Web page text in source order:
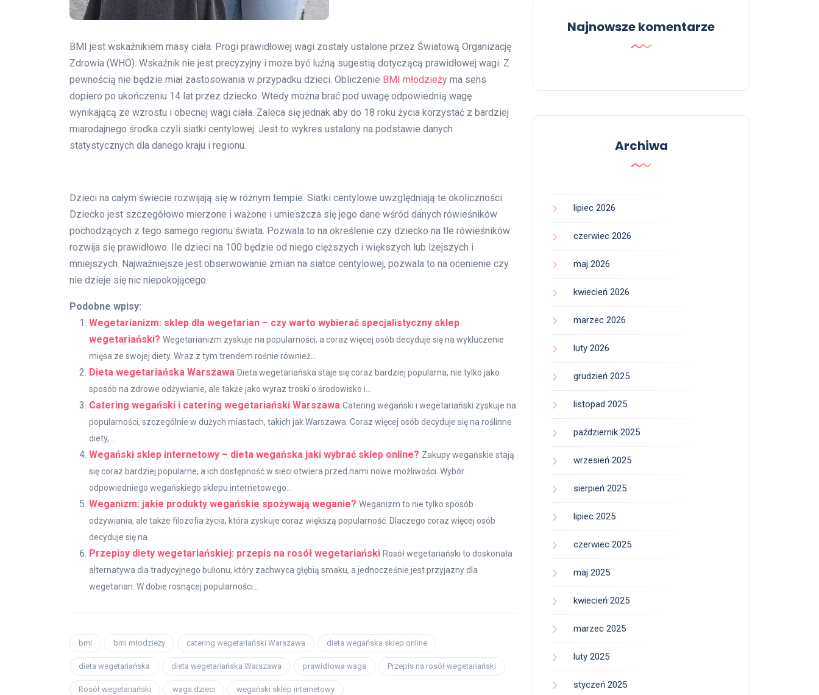
BMI jest wskaźnikiem masy ciała. Progi prawidłowej wagi zostały ustalone przez Światową Organizację
Zdrowia (WHO). Wskaźnik nie jest precyzyjny i może być luźną sugestią dotyczącą prawidłowej wagi. Z
pewnością nie będzie miał zastosowania w przypadku dzieci. Obliczenie BMI młodzieży ma sens
dopiero po ukończeniu 14 lat przez dziecko. Wtedy można brać pod uwagę odpowiednią wagę
wynikającą ze wzrostu i obecnej wagi ciała. Zaleca się jednak aby do 18 roku życia korzystać z bardziej
miarodajnego środka czyli siatki centylowej. Jest to wykres ustalony na podstawie danych
statystycznych dla danego kraju i regionu.
Dzieci na całym świecie rozwijają się w różnym tempie. Siatki centylowe uwzględniają te okoliczności.
Dziecko jest szczegółowo mierzone i ważone i umieszcza się jego dane wśród danych rówieśników
pochodzących z tego samego regionu świata. Pozwala to na określenie czy dziecko na tle rówieśników
rozwija się prawidłowo. Ile dzieci na 100 będzie od niego cięższych i większych lub lżejszych i
mniejszych. Najważniejsze jest obserwowanie zmian na siatce centylowej, pozwala to na ocenienie czy
nie dzieje się nic niepokojącego.
Podobne wpisy:
Wegetarianizm: sklep dla wegetarian – czy warto wybierać specjalistyczny sklep
wegetariański? Wegetarianizm zyskuje na popularności, a coraz więcej osób decyduje się na wykluczenie
mięsa ze swojej diety. Wraz z tym trendem rośnie również...
Dieta wegetariańska Warszawa Dieta wegetariańska staje się coraz bardziej popularna, nie tylko jako
sposób na zdrowe odżywianie, ale także jako wyraz troski o środowisko i...
Catering wegański i catering wegetariański Warszawa Catering wegański i wegetariański zyskuje na
popularności, szczególnie w dużych miastach, takich jak Warszawa. Coraz więcej osób decyduje się na roślinne
diety,...
Wegański sklep internetowy – dieta wegańska jaki wybrać sklep online? Zakupy wegańskie stają
się coraz bardziej popularne, a ich dostępność w sieci otwiera przed nami nowe możliwości. Wybór
odpowiedniego wegańskiego sklepu internetowego...
Weganizm: jakie produkty wegańskie spożywają weganie? Weganizm to nie tylko sposób
odżywiania, ale także filozofia życia, która zyskuje coraz większą popularność. Dlaczego coraz więcej osób
decyduje się na...
Przepisy diety wegetariańskiej: przepis na rosół wegetariański Rosół wegetariański to doskonała
alternatywa dla tradycyjnego bulionu, który zachwyca głębią smaku, a jednocześnie jest przyjazny dla
wegetarian. W dobie rosnącej popularności...
bmi bmi młodzieży catering wegetariański Warszawa dieta wegańska sklep online
dieta wegetariańska dieta wegetariańska Warszawa prawidłowa waga Przepis na rosół wegetariański
Rosół wegetariański waga dzieci wegański sklep internetowy
Najnowsze komentarze
Archiwa
lipiec 2026
czerwiec 2026
maj 2026
kwiecień 2026
marzec 2026
luty 2026
grudzień 2025
listopad 2025
październik 2025
wrzesień 2025
sierpień 2025
lipiec 2025
czerwiec 2025
maj 2025
kwiecień 2025
marzec 2025
luty 2025
styczeń 2025